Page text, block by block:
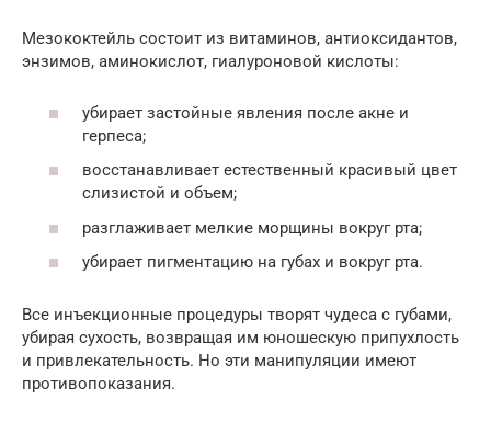
Мезококтейль состоит из витаминов, антиоксидантов,
энзимов, аминокислот, гиалуроновой кислоты:
убирает застойные явления после акне и
герпеса;
восстанавливает естественный красивый цвет
слизистой и объем;
разглаживает мелкие морщины вокруг рта;
убирает пигментацию на губах и вокруг рта.
Все инъекционные процедуры творят чудеса с губами,
убирая сухость, возвращая им юношескую припухлость
и привлекательность. Но эти манипуляции имеют
противопоказания.